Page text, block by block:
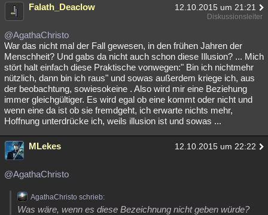
Besucht Teilgenommen Geschlossen
Falath_Deaclow 12.10.2015 um 21:21
Diskussionsleiter
@AgathaChristo
War das nicht mal der Fall gewesen, in den frühen Jahren der
Menschheit? Und gabs da nicht auch schon diese Illusion? ... Mich
stört halt einfach diese Praktische vonwegen:" Bin ich nichtmehr
nützlich, dann bin ich raus" und sowas außerdem kriege ich, aus
der beobachtung, sowiesokeine . Also wird mir eine Beziehung
immer gleichgültiger. Es wird egal ob eine kommt oder nicht und
wenn eine da ist ob sie fremdgeht, ich erwarte nichts mehr,
Hoffnung unterdrücke ich, weils illusion ist und sowas ...
MLekes 12.10.2015 um 22:22
@AgathaChristo
AgathaChristo schrieb:
Was wäre, wenn es diese Bezeichnung nicht geben würde?